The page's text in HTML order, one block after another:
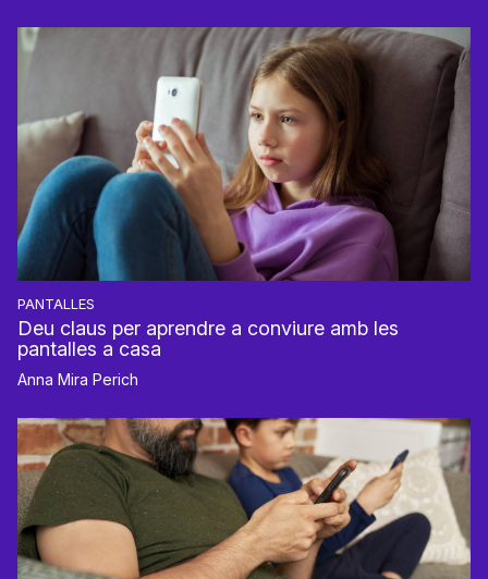
PANTALLES
Deu claus per aprendre a conviure amb les
pantalles a casa
Anna Mira Perich